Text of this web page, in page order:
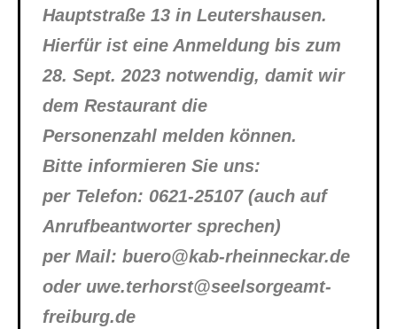
Hauptstraße 13 in Leutershausen.
Hierfür ist eine Anmeldung bis zum
28. Sept. 2023 notwendig, damit wir
dem Restaurant die
Personenzahl melden können.
Bitte informieren Sie uns:
per Telefon: 0621-25107 (auch auf
Anrufbeantworter sprechen)
per Mail: buero@kab-rheinneckar.de
oder uwe.terhorst@seelsorgeamt-
freiburg.de